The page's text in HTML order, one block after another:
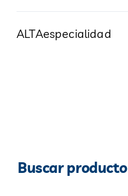
ALTAespecialidad
Buscar producto